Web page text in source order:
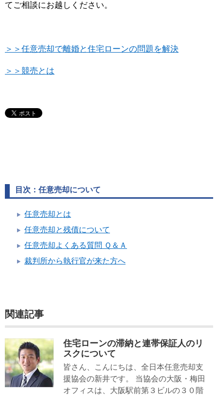
てご相談にお越しください。
＞＞任意売却で離婚と住宅ローンの問題を解決
＞＞競売とは
目次：任意売却について
任意売却とは
任意売却と残債について
任意売却よくある質問 Ｑ＆Ａ
裁判所から執行官が来た方へ
関連記事
住宅ローンの滞納と連帯保証人のリ
スクについて
皆さん、こんにちは、全日本任意売却支
援協会の新井です。 当協会の大阪・梅田
オフィスは、大阪駅前第３ビルの３０階